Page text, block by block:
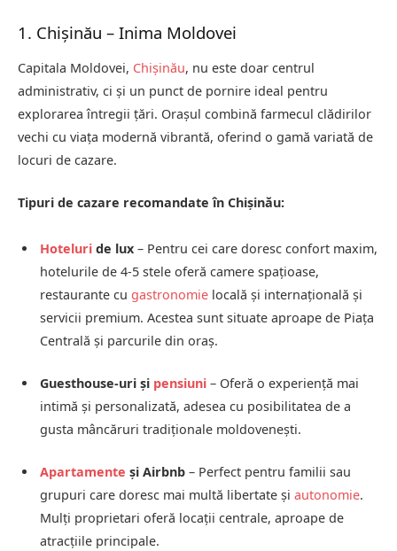
1. Chișinău – Inima Moldovei
Capitala Moldovei, Chișinău, nu este doar centrul
administrativ, ci și un punct de pornire ideal pentru
explorarea întregii țări. Orașul combină farmecul clădirilor
vechi cu viața modernă vibrantă, oferind o gamă variată de
locuri de cazare.
Tipuri de cazare recomandate în Chișinău:
Hoteluri de lux – Pentru cei care doresc confort maxim,
hotelurile de 4-5 stele oferă camere spațioase,
restaurante cu gastronomie locală și internațională și
servicii premium. Acestea sunt situate aproape de Piața
Centrală și parcurile din oraș.
Guesthouse-uri și pensiuni – Oferă o experiență mai
intimă și personalizată, adesea cu posibilitatea de a
gusta mâncăruri tradiționale moldovenești.
Apartamente și Airbnb – Perfect pentru familii sau
grupuri care doresc mai multă libertate și autonomie.
Mulți proprietari oferă locații centrale, aproape de
atracțiile principale.